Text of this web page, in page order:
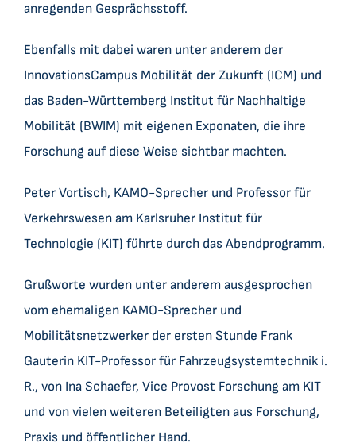
anregenden Gesprächsstoff.
Ebenfalls mit dabei waren unter anderem der
InnovationsCampus Mobilität der Zukunft (ICM) und
das Baden-Württemberg Institut für Nachhaltige
Mobilität (BWIM) mit eigenen Exponaten, die ihre
Forschung auf diese Weise sichtbar machten.
Peter Vortisch, KAMO-Sprecher und Professor für
Verkehrswesen am Karlsruher Institut für
Technologie (KIT) führte durch das Abendprogramm.
Grußworte wurden unter anderem ausgesprochen
vom ehemaligen KAMO-Sprecher und
Mobilitätsnetzwerker der ersten Stunde Frank
Gauterin KIT-Professor für Fahrzeugsystemtechnik i.
R., von Ina Schaefer, Vice Provost Forschung am KIT
und von vielen weiteren Beteiligten aus Forschung,
Praxis und öffentlicher Hand.